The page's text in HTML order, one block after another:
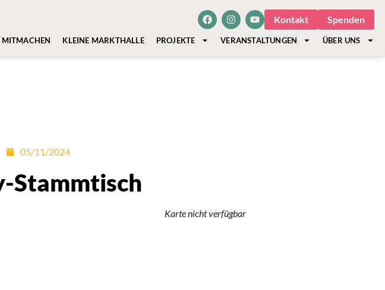
Kontakt Spenden
MITMACHEN KLEINE MARKTHALLE PROJEKTE VERANSTALTUNGEN ÜBER UNS
05/11/2024
Stammtisch
Karte nicht verfügbar